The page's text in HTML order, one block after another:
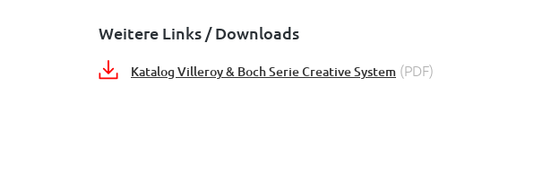
Weitere Links / Downloads
Katalog Villeroy & Boch Serie Creative System (PDF)